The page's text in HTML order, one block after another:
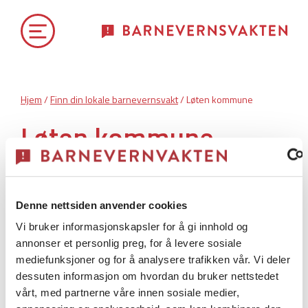
Denne nettsiden anvender cookies
Vi bruker informasjonskapsler for å gi innhold og
annonser et personlig preg, for å levere sosiale
mediefunksjoner og for å analysere trafikken vår. Vi deler
dessuten informasjon om hvordan du bruker nettstedet
vårt, med partnerne våre innen sosiale medier,
Hjem/Finn din lokale barnevernsvakt/ Løten kommune
Løten kommune
Løten kommune har
akuttberedskap.
Barnevernsvakt